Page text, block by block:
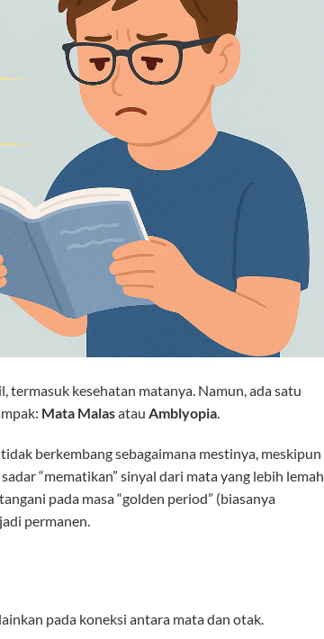
termasuk kesehatan matanya. Namun, ada satu
Mata Malasatau Amblyopia
berkembang sebagaimana mestinya, meskipun
“mematikan” sinyal dari mata yang lebih lemah
pada masa “golden period” (biasanya
permanen.
pada koneksi antara mata dan otak.